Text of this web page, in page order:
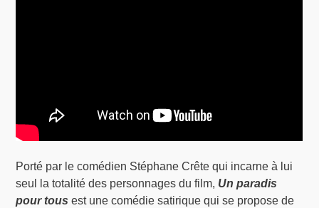
Porté par le comédien Stéphane Crête qui incarne à lui
seul la totalité des personnages du film, Un paradis
pour tous est une comédie satirique qui se propose de